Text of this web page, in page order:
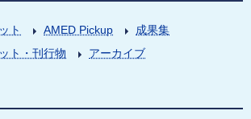
ト AMED Pickup
成果集
ト・刊行物
アーカイブ